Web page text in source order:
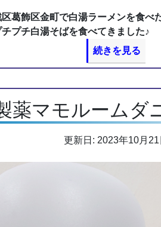
区葛飾区金町で白湯ラーメンを食べ
プチ白湯そばを食べてきました♪
続きを見る
薬マモルームダ
更新日: 2023年10月21